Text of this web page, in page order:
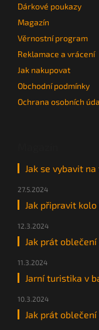
Dárkové poukazy
Magazín
Věrnostní program
Reklamace a vrácení
Jak nakupovat
Obchodní podmínky
Ochrana osobních
Jak se vybavit
27.5.2024
Jak připravit
12.3.2024
Jak prát
11.3.2024
Jarní turistika v
10.3.2024
Jak prát